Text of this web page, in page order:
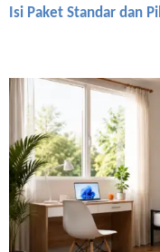
Isi Paket Standar dan